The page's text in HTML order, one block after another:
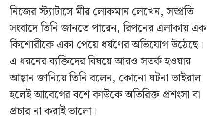
নিজের স্ট্যাটাসে মীর লোকমান লেখেন, সম্প্রতি
সংবাদে তিনি জানতে পারেন, রিপনের এলাকায় এক
কিশোরীকে একা পেয়ে ধর্ষণের অভিযোগ উঠেছে।
এ ধরনের ব্যক্তিদের বিষয়ে আরও সতর্ক হওয়ার
আহ্বান জানিয়ে তিনি বলেন, কোনো ঘটনা ভাইরাল
হলেই আবেগের বশে কাউকে অতিরিক্ত প্রশংসা বা
প্রচার না করাই ভালো।